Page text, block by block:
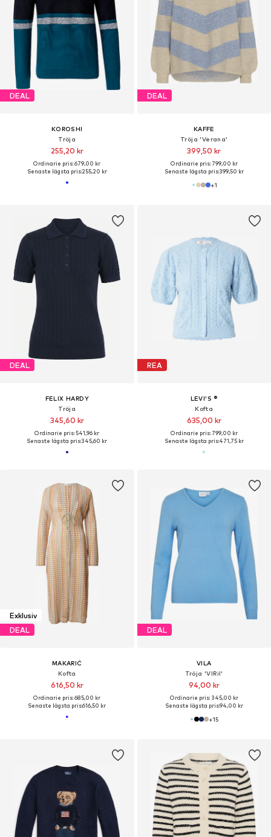
DEAL
KOROSHI
Tröja
255,20 kr
Ordinarie pris: 679,00 kr
Senaste lägsta pris:255,20 kr
DEAL
KAFFE
Tröja 'Verana'
399,50 kr
Ordinarie pris: 799,00 kr
Senaste lägsta pris:399,50 kr
+1
DEAL
FELIX HARDY
Tröja
345,60 kr
Ordinarie pris: 541,96 kr
Senaste lägsta pris:345,60 kr
REA
LEVI'S ®
Kofta
635,00 kr
Ordinarie pris: 799,00 kr
Senaste lägsta pris:471,75 kr
Exklusiv
DEAL
MAKARIĆ
Kofta
616,50 kr
Ordinarie pris: 685,00 kr
Senaste lägsta pris:616,50 kr
DEAL
VILA
Tröja 'VIRil'
94,00 kr
Ordinarie pris: 345,00 kr
Senaste lägsta pris:94,00 kr
+15